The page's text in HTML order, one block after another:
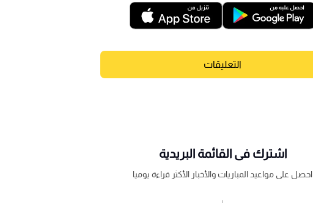
التعليقات
اشترك فى القائمة البريدية
احصل على مواعيد المباريات والأخبار الأكثر قراءة يوميا